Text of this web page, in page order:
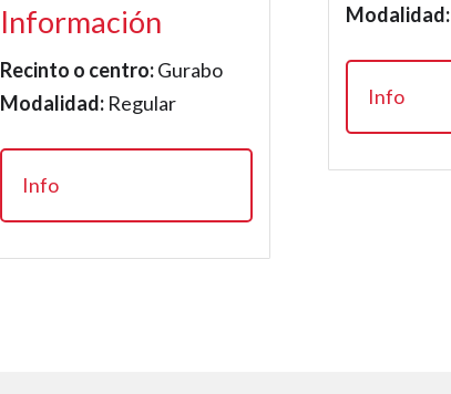
Información
Recinto o centro:Gurabo
Modalidad: Regular
Info
Modalidad:
Info